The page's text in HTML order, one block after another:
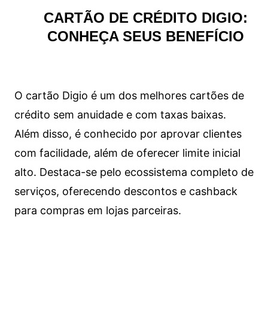
CARTÃO DE CRÉDITO DIGIO:
CONHEÇA SEUS BENEFÍCIO
O cartão Digio é um dos melhores cartões de
crédito sem anuidade e com taxas baixas.
Além disso, é conhecido por aprovar clientes
com facilidade, além de oferecer limite inicial
alto. Destaca-se pelo ecossistema completo de
serviços, oferecendo descontos e cashback
para compras em lojas parceiras.